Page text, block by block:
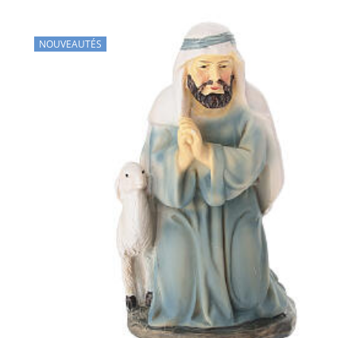
NOUVEAUTÉS